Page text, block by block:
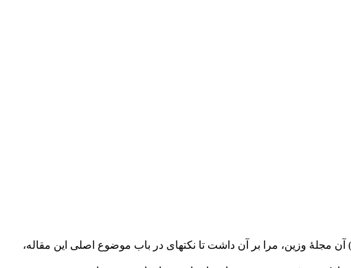
انتشار مقالۀ «کاربرد لقب "شاهنشاه ایران" در سکه­ای ناشناخته از اتابک قزل ارسلان»، در شمارۀ سوم سال دوازدهم (پاییز 1399) آن مجلۀ وزین، مرا بر آن داشت تا نکته­ای در باب موضوع اصلی این مقاله،